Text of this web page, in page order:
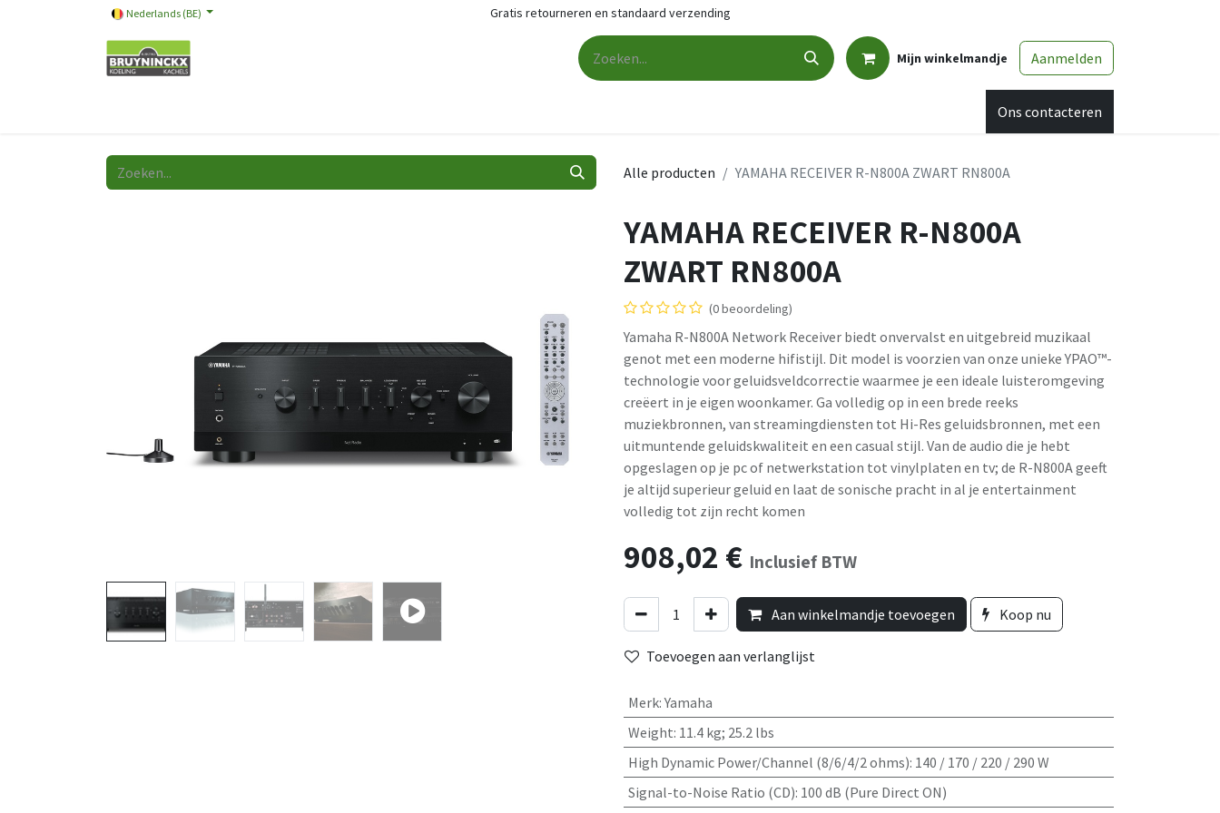
Nederlands (BE) Gratis retourneren en standaard verzending
Mijn winkelmandje Aanmelden
Ons contacteren
Alle producten YAMAHA RECEIVER R-N800A ZWART RN800A
YAMAHA RECEIVER R-N800A
ZWART RN800A
(0 beoordeling)
Yamaha R-N800A Network Receiver biedt onvervalst en uitgebreid muzikaal
genot met een moderne hifistijl. Dit model is voorzien van onze unieke YPAO™-
technologie voor geluidsveldcorrectie waarmee je een ideale luisteromgeving
creëert in je eigen woonkamer. Ga volledig op in een brede reeks
muziekbronnen, van streamingdiensten tot Hi-Res geluidsbronnen, met een
uitmuntende geluidskwaliteit en een casual stijl. Van de audio die je hebt
opgeslagen op je pc of netwerkstation tot vinylplaten en tv; de R-N800A geeft
je altijd superieur geluid en laat de sonische pracht in al je entertainment
volledig tot zijn recht komen
908,02 € Inclusief BTW
Aan winkelmandje toevoegen Koop nu
Toevoegen aan verlanglijst
Merk:Yamaha
Weight: 11.4 kg; 25.2 lbs
High Dynamic Power/Channel (8/6/4/2 ohms): 140 / 170 / 220 / 290 W
Signal-to-Noise Ratio (CD): 100 dB (Pure Direct ON)